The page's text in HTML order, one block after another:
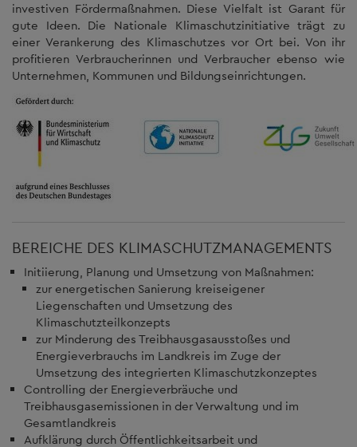
investiven Fördermaßnahmen. Diese Vielfalt ist Garant für
gute Ideen. Die Nationale Klimaschutzinitiative trägt zu
einer Verankerung des Klimaschutzes vor Ort bei. Von ihr
profitieren Verbraucherinnen und Verbraucher ebenso wie
Unternehmen, Kommunen und Bildungseinrichtungen.
BEREICHE DES KLIMASCHUTZMANAGEMENTS
Initiierung, Planung und Umsetzung von Maßnahmen:
zur energetischen Sanierung kreiseigener
Liegenschaften und Umsetzung des
Klimaschutzteilkonzepts
zur Minderung des Treibhausgasausstoßes und
Energieverbrauchs im Landkreis im Zuge der
Umsetzung des integrierten Klimaschutzkonzeptes
Controlling der Energieverbräuche und
Treibhausgasemissionen in der Verwaltung und im
Gesamtlandkreis
Aufklärung durch Öffentlichkeitsarbeit und